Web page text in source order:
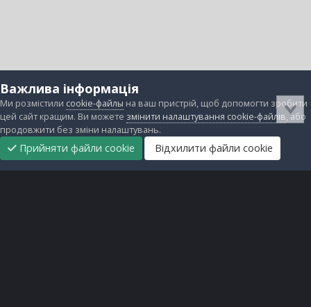
Важлива інформація
Ми розмістили cookie-файлы на ваш пристрій, щоб допомогти зробити
цей сайт кращим. Ви можете змінити налаштування cookie-файлів, або
продовжити без зміни налаштувань.
Прийняти файли cookie Відхилити файли cookie
Головна
Підтримати
нас
Прибрати
рекламу
Завантаження Непрочитані Реєстрація